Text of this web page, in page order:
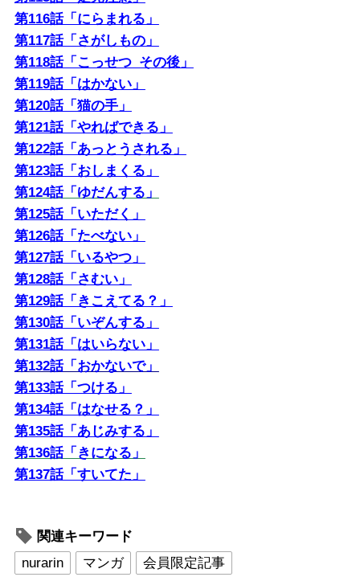
第116話「にらまれる」
第117話「さがしもの」
第118話「こっせつ_その後」
第119話「はかない」
第120話「猫の手」
第121話「やればできる」
第122話「あっとうされる」
第123話「おしまくる」
第124話「ゆだんする」
第125話「いただく」
第126話「たべない」
第127話「いるやつ」
第128話「さむい」
第129話「きこえてる？」
第130話「いぞんする」
第131話「はいらない」
第132話「おかないで」
第133話「つける」
第134話「はなせる？」
第135話「あじみする」
第136話「きになる」
第137話「すいてた」
関連キーワード
nurarin
マンガ
会員限定記事